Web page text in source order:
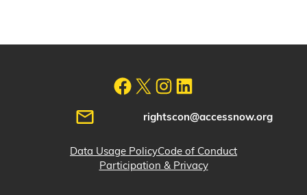
rightscon@accessnow.org
Data Usage PolicyCode of Conduct
Participation & Privacy